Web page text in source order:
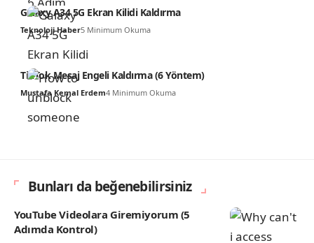
Galaxy A34 5G Ekran Kilidi Kaldırma
Teknoloji Haber5 Minimum Okuma
TikTok Mesaj Engeli Kaldırma (6 Yöntem)
Mustafa Kemal Erdem4 Minimum Okuma
Bunları da beğenebilirsiniz
YouTube Videolara Giremiyorum (5
Adımda Kontrol)